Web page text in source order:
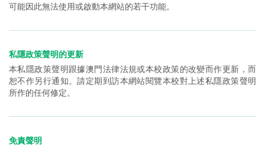
可能因此無法使用或啟動本網站的若干功能。
私隱政策聲明的更新
本私隱政策聲明跟據澳門法律法規或本校政策的改變而作更新，而
恕不作另行通知。請定期到訪本網站閱覽本校對上述私隱政策聲明
所作的任何修定。
免責聲明